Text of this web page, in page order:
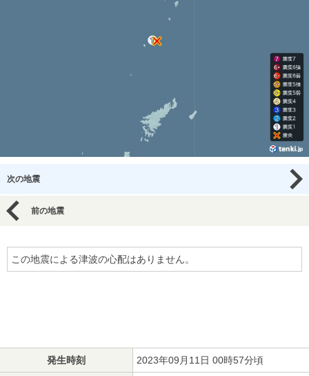
次の地震
前の地震
この地震による津波の心配はありません。
発生時刻 2023年09月11日 00時57分頃